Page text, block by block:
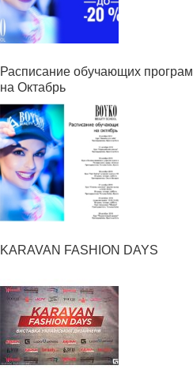
Расписание обучающих
на Октабрь
KARAVAN FASHION DAYS